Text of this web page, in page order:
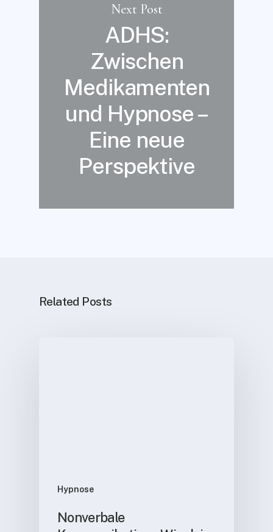
Next Post
ADHS:
Zwischen
Medikamenten
und Hypnose –
Eine neue
Perspektive
Related Posts
Hypnose
Nonverbale